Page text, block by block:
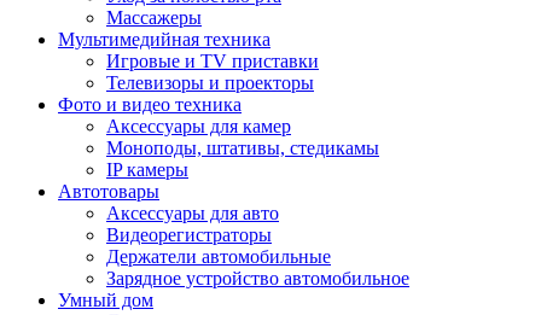
Массажеры
Мультимедийная техника
Игровые и TV приставки
Телевизоры и проекторы
Фото и видео техника
Аксессуары для камер
Моноподы, штативы, стедикамы
IP камеры
Автотовары
Аксессуары для авто
Видеорегистраторы
Держатели автомобильные
Зарядное устройство автомобильное
Умный дом